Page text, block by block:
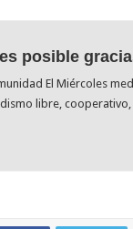
posible
El Miércoles
libre,